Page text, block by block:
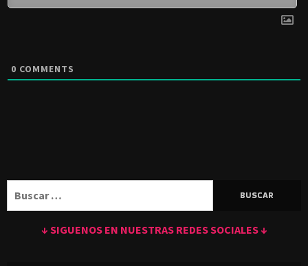
0 COMMENTS
↓ SIGUENOS EN NUESTRAS REDES SOCIALES ↓